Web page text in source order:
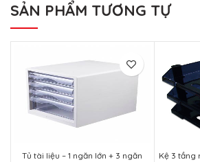
SẢN PHẨM TƯƠNG TỰ
Tủ tài liệu – 1 ngăn lớn + 3 ngăn
Kệ 3 tầng